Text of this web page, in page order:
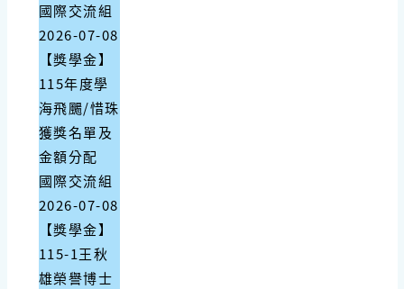
國際交流組
2026-07-08
【獎學金】
115年度學
海飛颺/惜珠
獲獎名單及
金額分配
國際交流組
2026-07-08
【獎學金】
115-1王秋
雄榮譽博士